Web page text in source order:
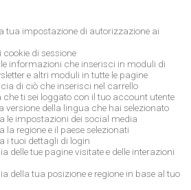
tua impostazione di autorizzazione ai
cookie di sessione
informazioni che inserisci in moduli di
e altri moduli in tutte le pagine
di ciò che inserisci nel carrello
che ti sei loggato con il tuo account utente
versione della lingua che hai selezionato
le impostazioni dei social media
regione e il paese selezionati
i tuoi dettagli di login
delle tue pagine visitate e delle interazioni
della tua posizione e regione in base al tuo